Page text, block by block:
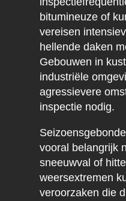
bitumineuze of
vereisen
hellende daken
Gebouwen in
industriële
agressievere
inspectie nodig.
vooral belangrijk
sneeuwval of
weersextremen
veroorzaken die